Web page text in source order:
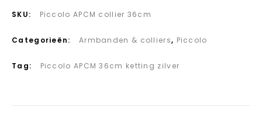
SKU: Piccolo APCM collier 36cm
Categorieën: Armbanden & colliers, Piccolo
Tag: Piccolo APCM 36cm ketting zilver